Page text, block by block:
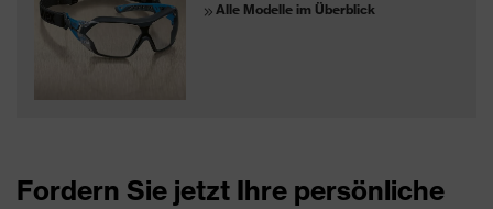
Alle Modelle im Überblick
Fordern Sie jetzt Ihre persönliche